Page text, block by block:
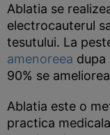
Ablatia se
electrocauterul
tesutului. La
amenoreea dupa
90% se
Ablatia este o
practica